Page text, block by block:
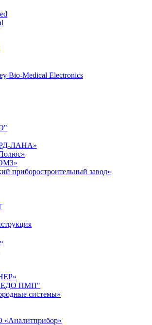
Bio-Medical Electronics
ЛАНА»
приборостроительный завод»
ПМП"
системы»